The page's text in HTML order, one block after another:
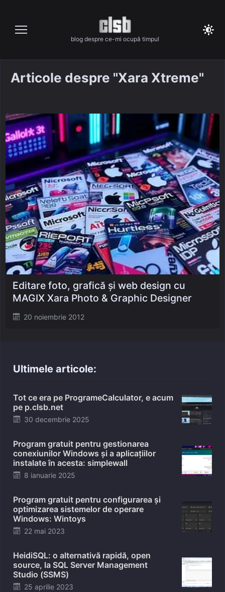
content
blog despre ce-mi ocupă timpul
Articole despre "Xara Xtreme"
Posted
20 noiembrie 2012
Editare foto, grafică și web design cu
MAGIX Xara Photo & Graphic Designer
Ultimele articole:
Tot ce era pe ProgrameCalculator, e acum
pe p.clsb.net
Posted
30 decembrie 2025
Program gratuit pentru gestionarea
conexiunilor Windows și a aplicațiilor
instalate în acesta: simplewall
Posted
8 ianuarie 2025
Program gratuit pentru configurarea și
optimizarea sistemelor de operare
Windows: Wintoys
Posted
22 mai 2023
HeidiSQL: o alternativă rapidă, open
source, la SQL Server Management
Studio (SSMS)
Posted
25 aprilie 2023